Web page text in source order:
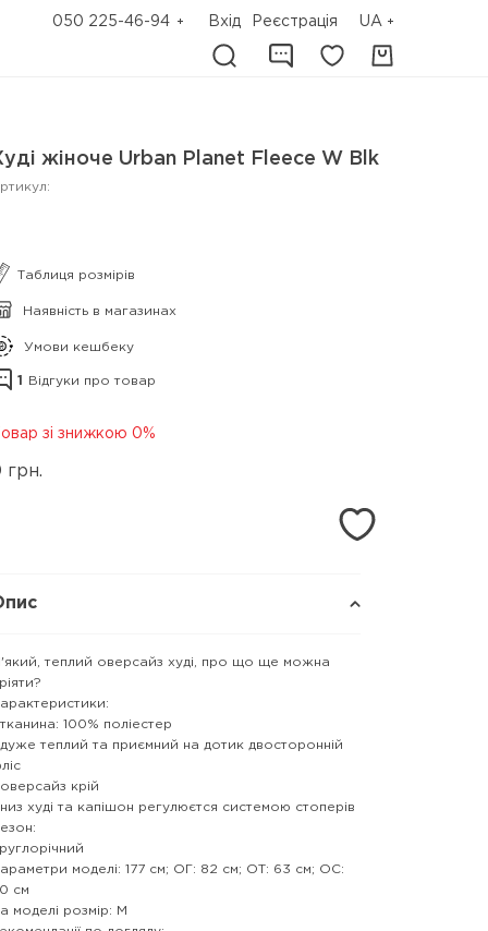
050 225-46-94 Вхід Реєстрація UA
жіноче Urban Planet Fleece W Blk
Таблиця розмірів
Наявність в магазинах
Умови кешбеку
1 Відгуки про товар
зі знижкою 0%
грн.
теплий оверсайз худі, про що ще можна
100% поліестер
теплий та приємний на дотик двосторонній
крій
худі та капішон регулюєтся системою стоперів
моделі: 177 см; ОГ: 82 см; ОТ: 63 см; ОС:
см
моделі розмір: М